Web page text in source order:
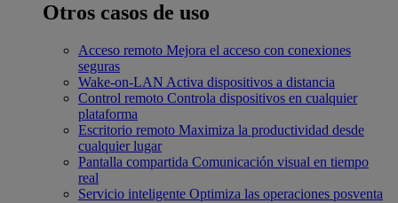
Otros casos de uso
Acceso remoto Mejora el acceso con conexiones
seguras
Wake-on-LAN Activa dispositivos a distancia
Control remoto Controla dispositivos en cualquier
plataforma
Escritorio remoto Maximiza la productividad desde
cualquier lugar
Pantalla compartida Comunicación visual en tiempo
real
Servicio inteligente Optimiza las operaciones posventa